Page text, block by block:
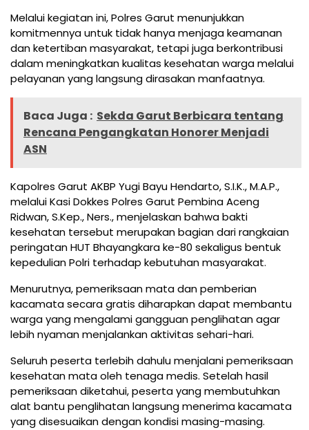
Melalui kegiatan ini, Polres Garut menunjukkan
komitmennya untuk tidak hanya menjaga keamanan
dan ketertiban masyarakat, tetapi juga berkontribusi
dalam meningkatkan kualitas kesehatan warga melalui
pelayanan yang langsung dirasakan manfaatnya.
Baca Juga : Sekda Garut Berbicara tentang
Rencana Pengangkatan Honorer Menjadi
ASN
Kapolres Garut AKBP Yugi Bayu Hendarto, S.I.K., M.A.P.,
melalui Kasi Dokkes Polres Garut Pembina Aceng
Ridwan, S.Kep., Ners., menjelaskan bahwa bakti
kesehatan tersebut merupakan bagian dari rangkaian
peringatan HUT Bhayangkara ke-80 sekaligus bentuk
kepedulian Polri terhadap kebutuhan masyarakat.
Menurutnya, pemeriksaan mata dan pemberian
kacamata secara gratis diharapkan dapat membantu
warga yang mengalami gangguan penglihatan agar
lebih nyaman menjalankan aktivitas sehari-hari.
Seluruh peserta terlebih dahulu menjalani pemeriksaan
kesehatan mata oleh tenaga medis. Setelah hasil
pemeriksaan diketahui, peserta yang membutuhkan
alat bantu penglihatan langsung menerima kacamata
yang disesuaikan dengan kondisi masing-masing.